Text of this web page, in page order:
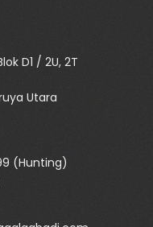
D1 / 2U, 2T
Utara
(Hunting)